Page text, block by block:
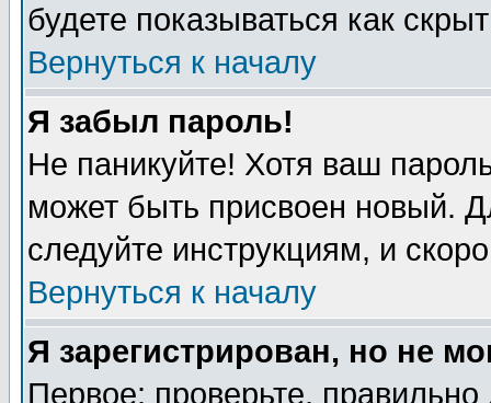
будете показываться как
Вернуться к началу
Я забыл пароль!
Не паникуйте! Хотя ваш
может быть присвоен новый.
следуйте инструкциям, и
Вернуться к началу
Я зарегистрирован, но не
Первое: проверьте,